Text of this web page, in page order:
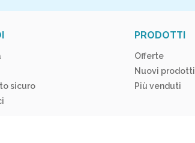
sicuro
PRODOTTI
Offerte
Nuovi prodotti
Più venduti